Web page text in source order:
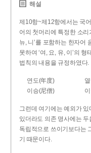
해설
제10항~제12항에서는 국
어의 첫머리에 특정한 소리
뉴, 니’를 포함하는 한자어
못하여 ‘여, 요, 유, 이’의
법칙의 내용을 규정하였다.
연도(年度)
이승(尼僧)
그런데 여기에는 예외가 있
있더라도 의존 명사에는
독립적으로 쓰이기보다는
기 때문이다.